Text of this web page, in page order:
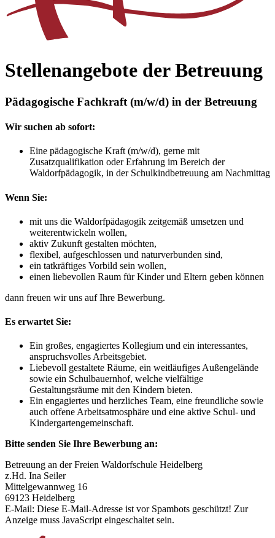
Stellenangebote der Betreuung
Pädagogische Fachkraft (m/w/d) in der Betreuung
Wir suchen ab sofort:
Eine pädagogische Kraft (m/w/d), gerne mit
Zusatzqualifikation oder Erfahrung im Bereich der
Waldorfpädagogik, in der Schulkindbetreuung am Nachmittag
Wenn Sie:
mit uns die Waldorfpädagogik zeitgemäß umsetzen und
weiterentwickeln wollen,
aktiv Zukunft gestalten möchten,
flexibel, aufgeschlossen und naturverbunden sind,
ein tatkräftiges Vorbild sein wollen,
einen liebevollen Raum für Kinder und Eltern geben können
dann freuen wir uns auf Ihre Bewerbung.
Es erwartet Sie:
Ein großes, engagiertes Kollegium und ein interessantes,
anspruchsvolles Arbeitsgebiet.
Liebevoll gestaltete Räume, ein weitläufiges Außengelände
sowie ein Schulbauernhof, welche vielfältige
Gestaltungsräume mit den Kindern bieten.
Ein engagiertes und herzliches Team, eine freundliche sowie
auch offene Arbeitsatmosphäre und eine aktive Schul- und
Kindergartengemeinschaft.
Bitte senden Sie Ihre Bewerbung an:
Betreuung an der Freien Waldorfschule Heidelberg
z.Hd. Ina Seiler
Mittelgewannweg 16
69123 Heidelberg
E-Mail: Diese E-Mail-Adresse ist vor Spambots geschützt! Zur
Anzeige muss JavaScript eingeschaltet sein.